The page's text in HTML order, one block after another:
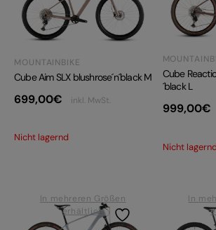
MOUNTAINBIKE
Cube Aim SLX blushrose´n´black M
699,00€ inkl. MwSt.
Nicht lagernd
Cube
´black L
999,00€
Nicht lagernd
In mehreren Größen
erhältlich
In